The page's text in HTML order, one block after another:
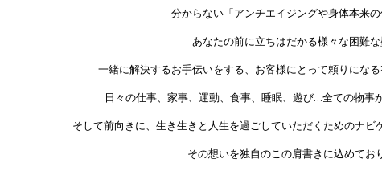
分からない「アンチエイジングや身体本来の
あなたの前に立ちはだかる様々な困難
一緒に解決するお手伝いをする、お客様にとって頼りになる
日々の仕事、家事、運動、食事、睡眠、遊び…全ての物事
そして前向きに、生き生きと人生を過ごしていただくためのナビ
その想いを独自のこの肩書きに込めてお